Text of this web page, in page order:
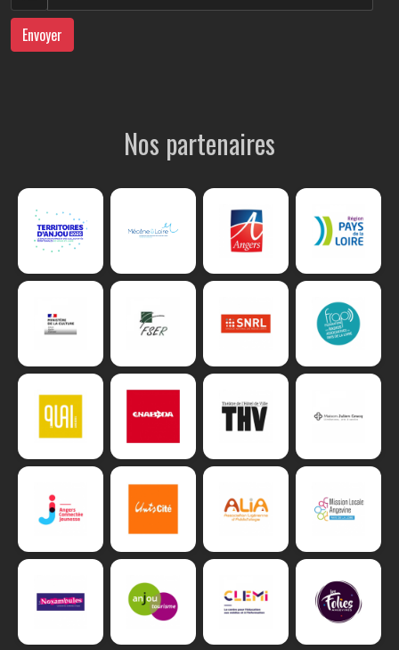
Envoyer
Nos partenaires